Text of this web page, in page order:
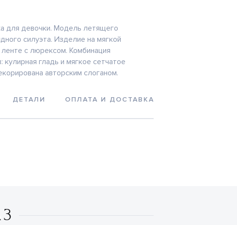
для девочки. Модель летящего
силуэта. Изделие на мягкой
ленте с люрексом. Комбинация
кулирная гладь и мягкое сетчатое
авторским слоганом.
ДЕТАЛИ ОПЛАТА И ДОСТАВКА